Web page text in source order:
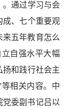
。通过学习与会
成、七个重要观
来五年教育怎么
自强水平大幅
扬和践行社会主
等相关内容。 中
委副书记吕以